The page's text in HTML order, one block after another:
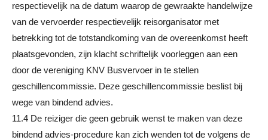
respectievelijk na de datum waarop de gewraakte handelwijze
van de vervoerder respectievelijk reisorganisator met
betrekking tot de totstandkoming van de overeenkomst heeft
plaatsgevonden, zijn klacht schriftelijk voorleggen aan een
door de vereniging KNV Busvervoer in te stellen
geschillencommissie. Deze geschillencommissie beslist bij
wege van bindend advies.
11.4 De reiziger die geen gebruik wenst te maken van deze
bindend advies-procedure kan zich wenden tot de volgens de